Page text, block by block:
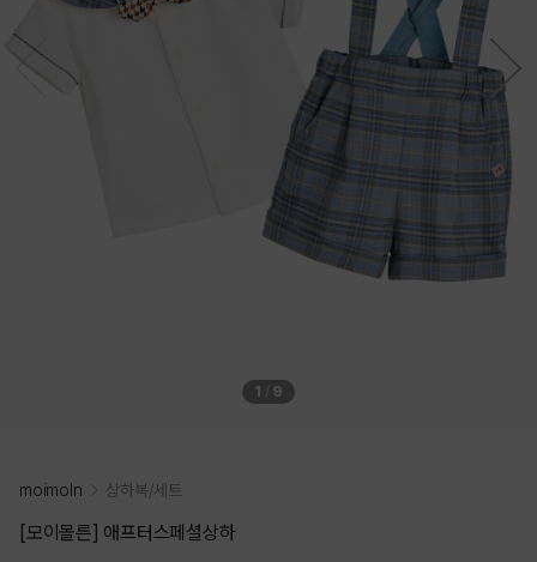
1 / 9
moimoln 상하복/세트
[모이몰른] 애프터스페셜상하